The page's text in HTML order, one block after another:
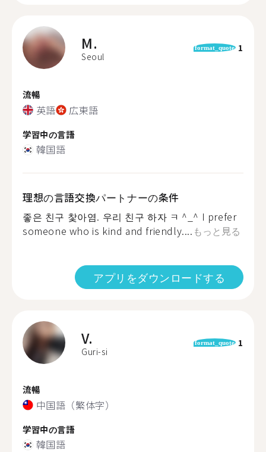
M.
Seoul
format_quote 1
流暢
英語 広東語
学習中の言語
韓国語
理想の言語交換パートナーの条件
좋은 친구 찿아염. 우리 친구 하자 ㅋ ^_^ I prefer
someone who is kind and friendly.... もっと見る
アプリをダウンロードする
V.
Guri-si
format_quote 1
流暢
中国語（繁体字）
学習中の言語
韓国語